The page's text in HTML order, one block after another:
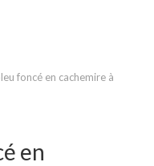
foncé en cachemire à
en